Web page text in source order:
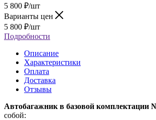
5 800 ₽/шт
Варианты цен
5 800 ₽/шт
Подробности
Описание
Характеристики
Оплата
Доставка
Отзывы
Автобагажник в базовой комплектации
собой: